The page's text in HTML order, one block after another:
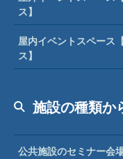
ス】
屋内イベントスペース
ス】
施設の種類か
公共施設のセミナー会